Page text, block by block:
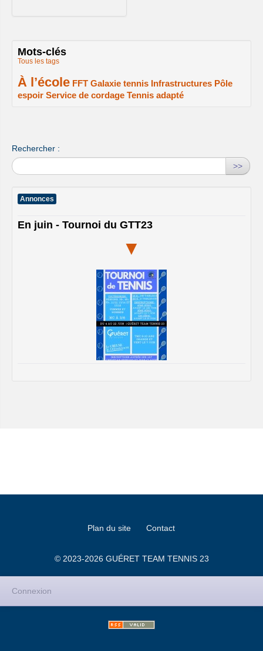
Mots-clés
Tous les tags
À l’école
2/2 FFT
1/2 Galaxie tennis
1/2 Infrastructures
1/2
Pôle
espoir
1/2 Service de cordage
1/2 Tennis adapté
1/2
Rechercher :
>>
Annonces
En juin - Tournoi du GTT23
▼
Plan du site Contact
© 2023-2026 GUÉRET TEAM TENNIS 23
Connexion